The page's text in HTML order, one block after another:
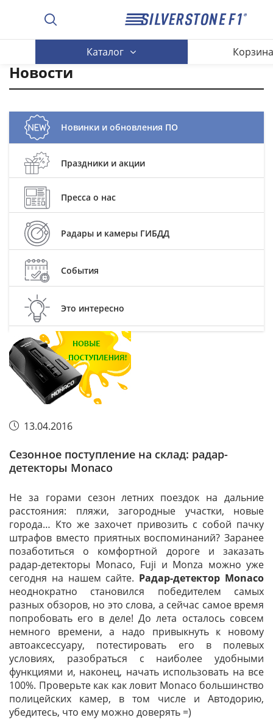
Каталог Корзина
Новости
Новинки и обновления ПО
Праздники и акции
Пресса о нас
Радары и камеры ГИБДД
События
Это интересно
13.04.2016
Сезонное поступление на склад: радар-
детекторы Monaco
Не за горами сезон летних поездок на дальние
расстояния: пляжи, загородные участки, новые
города… Кто же захочет привозить с собой пачку
штрафов вместо приятных воспоминаний? Заранее
позаботиться о комфортной дороге и заказать
радар-детекторы Monaco, Fuji и Monza можно уже
сегодня на нашем сайте. Радар-детектор Monaco
неоднократно становился победителем самых
разных обзоров, но это слова, а сейчас самое время
попробовать его в деле! До лета осталось совсем
немного времени, а надо привыкнуть к новому
автоаксессуару, потестировать его в полевых
условиях, разобраться с наиболее удобными
функциями и, наконец, начать использовать на все
100%. Проверьте как как ловит Monaco большинство
полицейских камер, в том числе и Автодорию,
убедитесь, что ему можно доверять =)